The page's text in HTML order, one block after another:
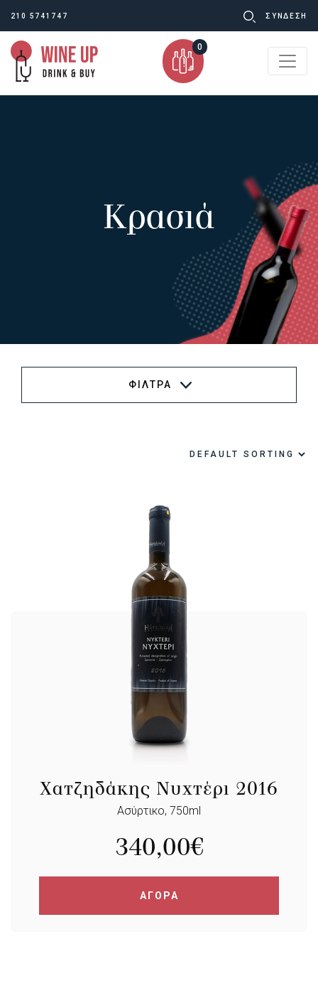
210 5741747 ΣΥΝΔΕΣΗ
0
Κρασιά
ΦΙΛΤΡΑ
Χατζηδάκης Νυχτέρι 2016
Ασύρτικο, 750ml
340,00€
ΑΓΟΡΑ